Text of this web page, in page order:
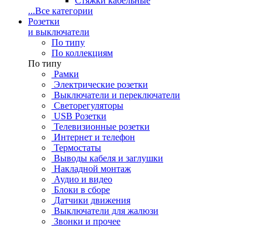
...Все категории
Розетки
и выключатели
По типу
По коллекциям
По типу
Рамки
Электрические розетки
Выключатели и переключатели
Светорегуляторы
USB Розетки
Телевизионные розетки
Интернет и телефон
Термостаты
Выводы кабеля и заглушки
Накладной монтаж
Аудио и видео
Блоки в сборе
Датчики движения
Выключатели для жалюзи
Звонки и прочее